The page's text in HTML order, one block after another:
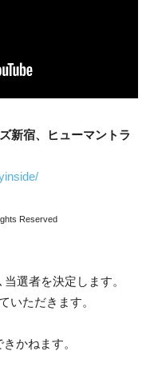
新宿、ヒューマントラ
Reserved
選者を決定します。
いただきます。
かねます。